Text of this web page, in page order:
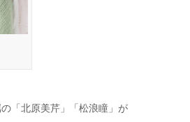
「北原美芹」「松浪瞳」が